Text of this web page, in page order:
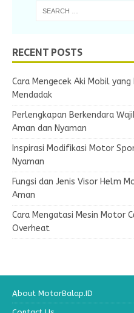
RECENT POSTS
Cara Mengecek Aki Mobil
Mendadak
Perlengkapan Berkendara
Aman dan Nyaman
Inspirasi Modifikasi Motor
Nyaman
Fungsi dan Jenis Visor Helm
Aman
Cara Mengatasi Mesin Motor
Overheat
About MotorBalap.ID